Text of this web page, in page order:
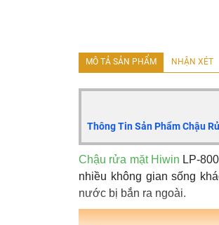
MÔ TẢ SẢN PHẨM NHẬN XÉT
Thông Tin Sản Phẩm Chậu
Chậu rửa mặt Hiwin LP-
nhiều không gian sống
nước bị bắn ra ngoài.